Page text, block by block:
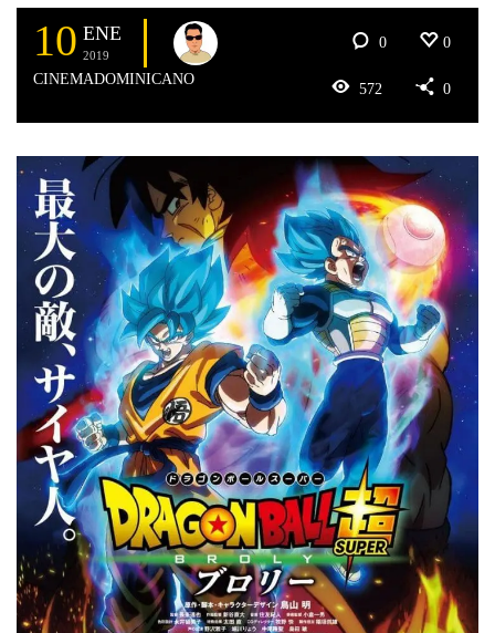
10 ENE
2019
CINEMADOMINICANO
0 0
572 0